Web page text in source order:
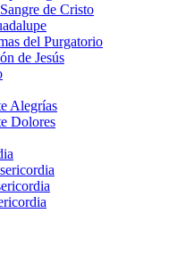
de Cristo
del Purgatorio
de Jesús
Alegrías
Dolores